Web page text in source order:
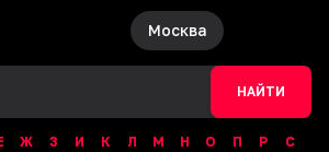
Москва
НАЙТИ
Ж З И К Л М Н О П Р
С